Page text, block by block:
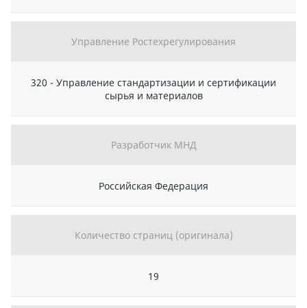
Управление Ростехрегулирования
320 - Управление стандартизации и сертификации
сырья и материалов
Разработчик МНД
Российская Федерация
Количество страниц (оригинала)
19